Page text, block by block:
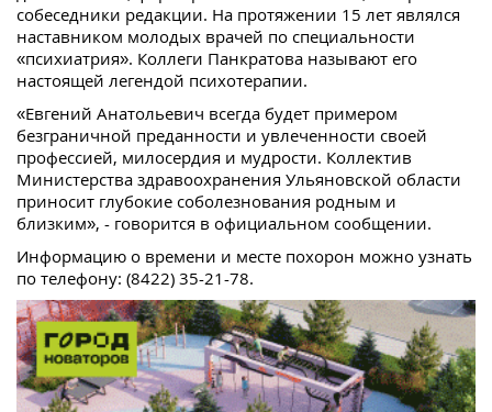
собеседники редакции. На протяжении 15 лет являлся
наставником молодых врачей по специальности
«психиатрия». Коллеги Панкратова называют его
настоящей легендой психотерапии.
«Евгений Анатольевич всегда будет примером
безграничной преданности и увлеченности своей
профессией, милосердия и мудрости. Коллектив
Министерства здравоохранения Ульяновской области
приносит глубокие соболезнования родным и
близким», - говорится в официальном сообщении.
Информацию о времени и месте похорон можно узнать
по телефону: (8422) 35-21-78.